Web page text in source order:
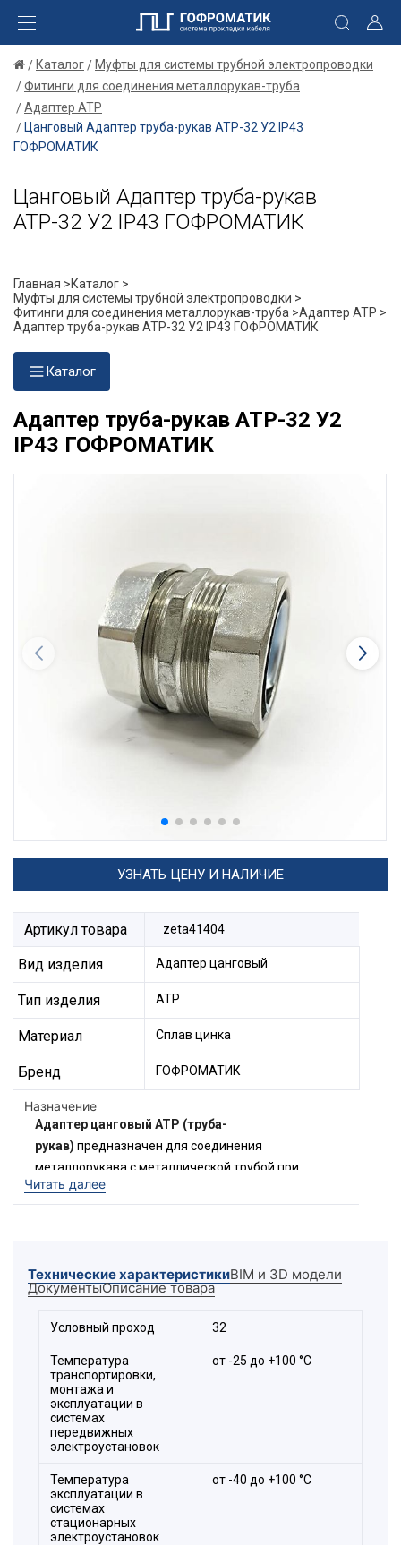
Каталог
Муфты для системы трубной электропроводки
Фитинги для соединения металлорукав-труба
Адаптер АТР
Цанговый Адаптер труба-рукав АТР-32 У2 IP43
ГОФРОМАТИК
Цанговый Адаптер труба-рукав
АТР-32 У2 IP43 ГОФРОМАТИК
Главная >Каталог >
Муфты для системы трубной электропроводки >
Фитинги для соединения металлорукав-труба >Адаптер АТР >
Адаптер труба-рукав АТР-32 У2 IP43 ГОФРОМАТИК
Каталог
Адаптер труба-рукав АТР-32 У2
IP43 ГОФРОМАТИК
УЗНАТЬ ЦЕНУ И НАЛИЧИЕ
Артикул товара zeta41404
Вид изделия Адаптер цанговый
Тип изделия АТР
Материал Сплав цинка
Бренд ГОФРОМАТИК
Назначение
Адаптер цанговый АТР (труба-
рукав) предназначен для соединения
металлорукава с металлической трубой при
прокладке кабельной линии. Состоит из корпуса,
металлорукава и трубы происходит за счёт
накидных гаек.
Читать далее
Технические характеристикиBIM и 3D модели
ДокументыОписание товара
Условный проход 32
Температура
транспортировки,
монтажа и
эксплуатации в
системах
передвижных
электроустановок
от -25 до +100 °С
Температура
эксплуатации в
системах
стационарных
электроустановок
от -40 до +100 °С